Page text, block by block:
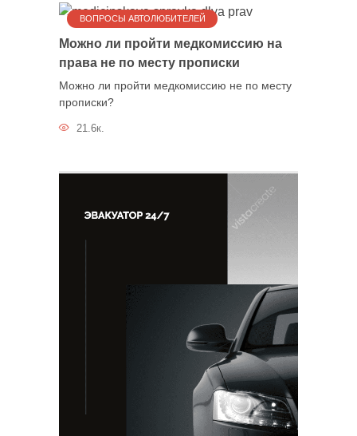
ВОПРОСЫ АВТОЛЮБИТЕЛЕЙ
Можно ли пройти медкомиссию на
права не по месту прописки
Можно ли пройти медкомиссию не по месту
прописки?
21.6к.